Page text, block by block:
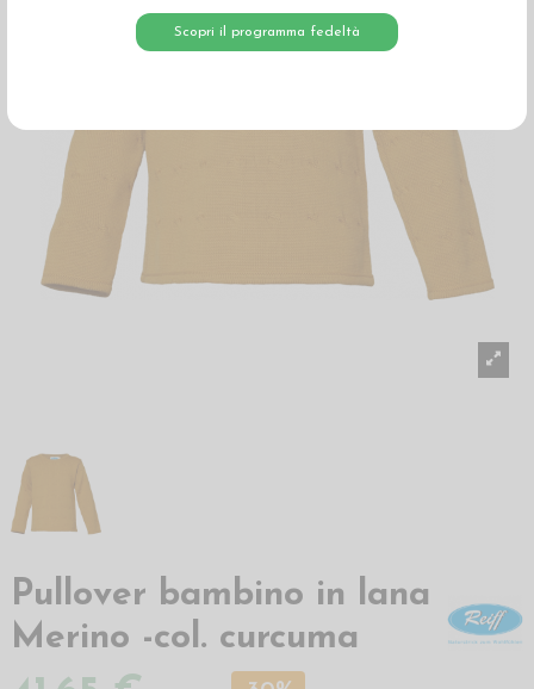
Scopri il programma fedeltà
Pullover bambino in lana
Merino -col. curcuma